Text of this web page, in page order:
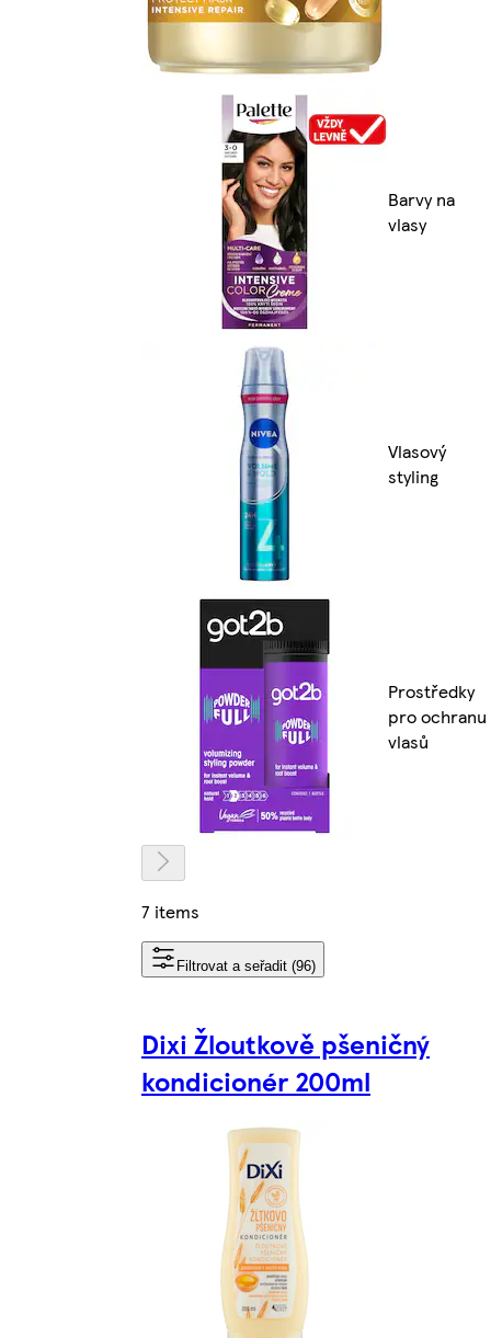
Barvy na
vlasy
Vlasový
styling
Prostředky
pro ochranu
vlasů
7 items
Filtrovat a seřadit (96)
Dixi Žloutkově pšeničný
kondicionér 200ml